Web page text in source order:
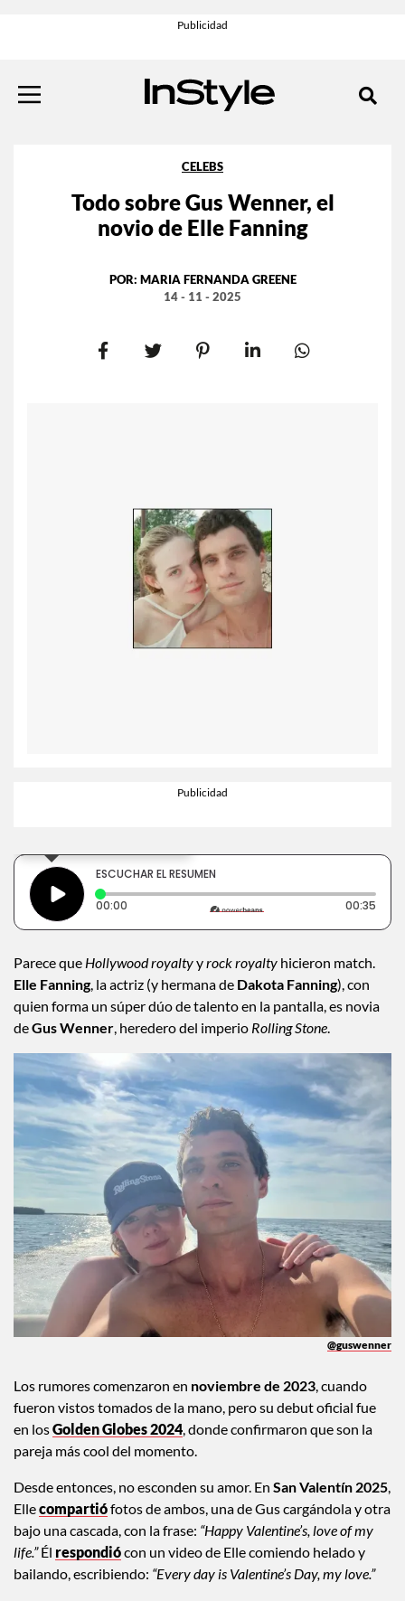
CELEBS
Todo sobre Gus Wenner, el
novio de Elle Fanning
POR: MARIA FERNANDA GREENE
14 - 11 - 2025
ESCUCHAR EL RESUMEN
00:00 Tiempo transcurrido: 0 segundos 00:35
Parece que Hollywood royaltyyrock royalty hicieron match.
Elle Fanning, la actriz (y hermana de Dakota Fanning), con
quien forma un súper dúo de talento en la pantalla, es novia
deGus Wenner, heredero del imperio Rolling Stone.
@guswenner
Los rumores comenzaron en noviembre de 2023, cuando
fueron vistos tomados de la mano, pero su debut oficial fue
en losGolden Globes 2024, donde confirmaron que son la
pareja más cool del momento.
Desde entonces, no esconden su amor. En San Valentín 2025,
Ellecompartiófotos de ambos, una de Gus cargándola y otra
bajo una cascada, con la frase: “Happy Valentine’s, love of my
life.”Él respondiócon un video de Elle comiendo helado y
bailando, escribiendo: “Every day is Valentine’s Day, my love.”